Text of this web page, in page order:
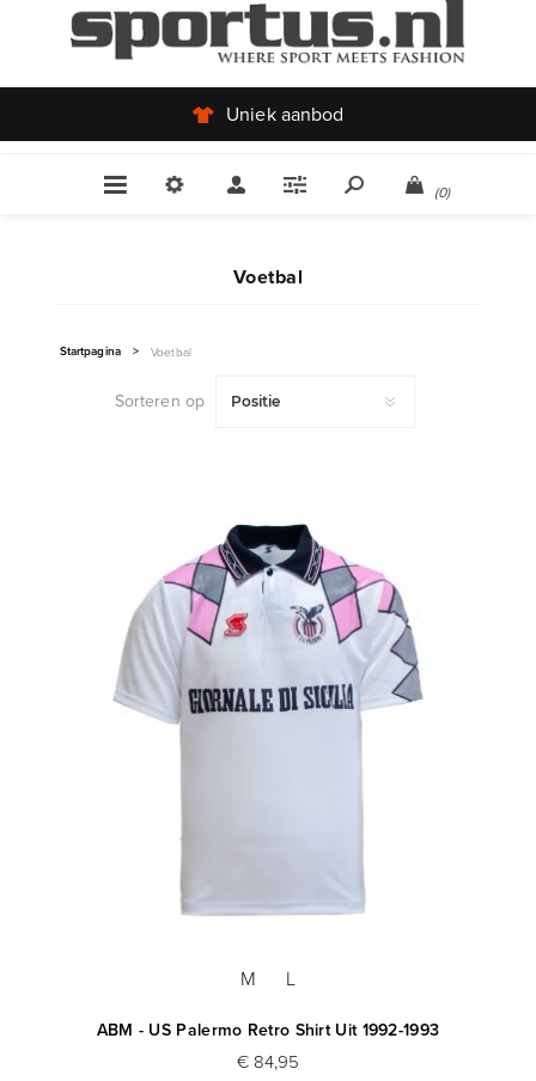
Uniek aanbod
(0)
Startpagina > Voetbal
Voetbal
Sorteren op
M L
ABM - US Palermo Retro Shirt Uit 1992-1993
€ 84,95